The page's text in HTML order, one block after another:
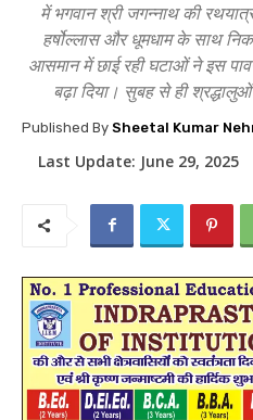
में भगवान श्री जगन्नाथ की
हर्षोल्लास और धूमधाम के साथ
आसमान में छाई रही घटाओं ने इस
बढ़ा दिया। सुबह से ही
Published By Sheetal Kumar
Last Update: June 29, 2025